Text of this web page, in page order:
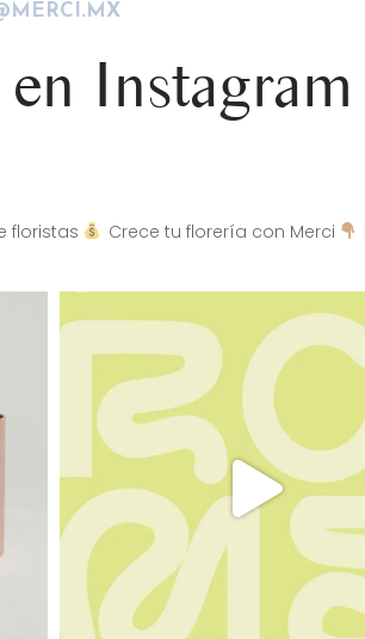
Instagram
floristas Crece tu florería con Merci